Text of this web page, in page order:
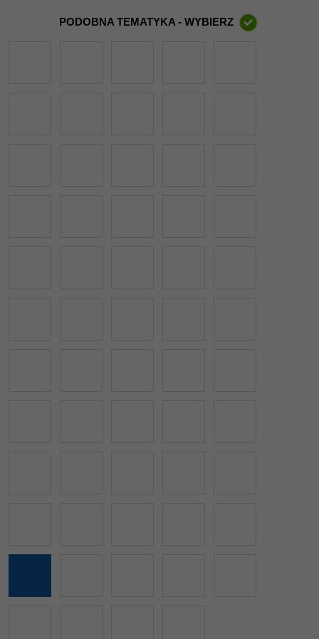
PODOBNA TEMATYKA - WYBIERZ